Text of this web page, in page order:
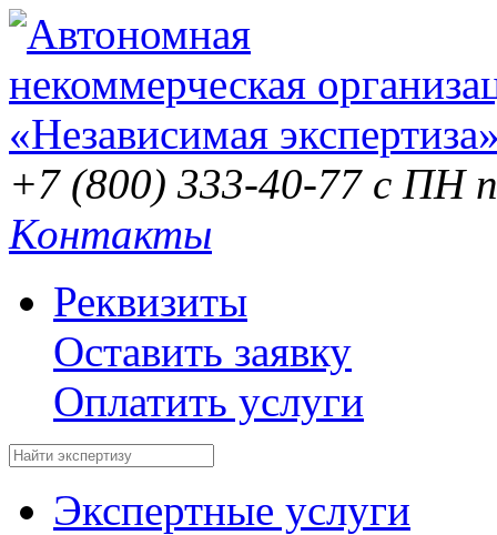
+7 (800) 333-40-77 с ПН
Контакты
Реквизиты
Оставить заявку
Оплатить услуги
Экспертные услуги